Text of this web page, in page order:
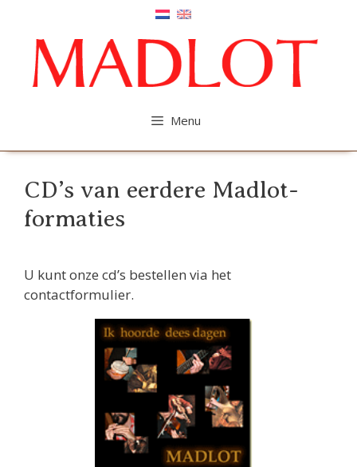
inhoud
Menu
CD’s van eerdere Madlot-
formaties
U kunt onze cd’s bestellen via het
contactformulier.